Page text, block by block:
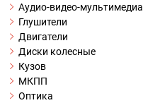
Аудио-видео-мультимедиа
Глушители
Двигатели
Диски колесные
Кузов
МКПП
Оптика